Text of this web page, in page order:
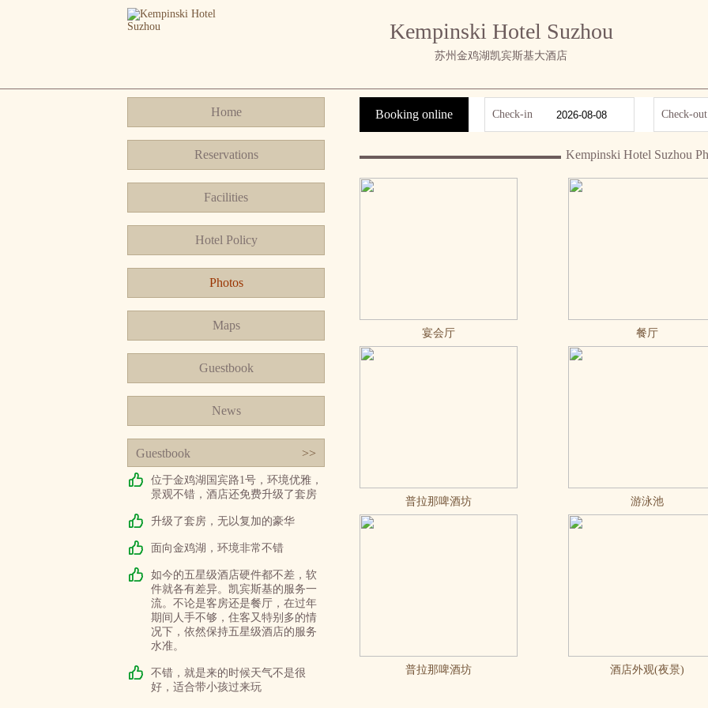
Kempinski Hotel Suzhou
苏州金鸡湖凯宾斯基大酒店
Home
Reservations
Facilities
Hotel Policy
Photos
Maps
Guestbook
News
Guestbook >>
位于金鸡湖国宾路1号，环境优雅，
景观不错，酒店还免费升级了套房
升级了套房，无以复加的豪华
面向金鸡湖，环境非常不错
如今的五星级酒店硬件都不差，软
件就各有差异。凯宾斯基的服务一
流。不论是客房还是餐厅，在过年
期间人手不够，住客又特别多的情
况下，依然保持五星级酒店的服务
水准。
不错，就是来的时候天气不是很
好，适合带小孩过来玩
Booking online Check-in Check-out
Kempinski Hotel Suzhou
宴会厅 餐厅
普拉那啤酒坊 游泳池
普拉那啤酒坊 酒店外观(夜景)